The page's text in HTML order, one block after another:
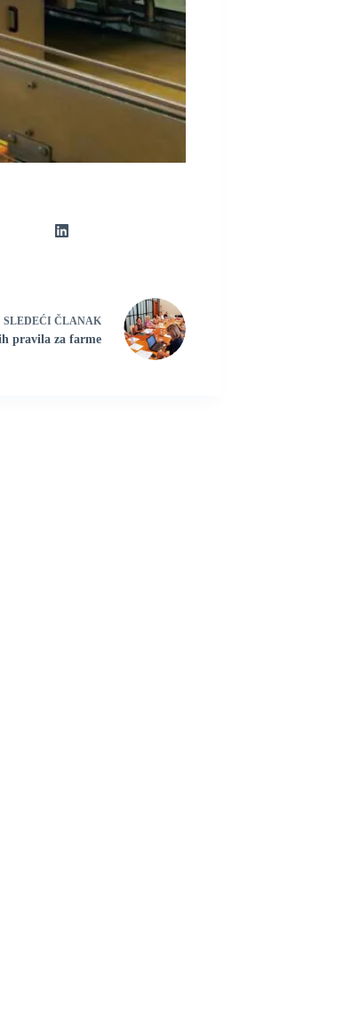
SLEDEĆI ČLANAK
pravila za farme